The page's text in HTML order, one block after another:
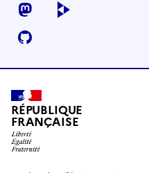
mastodon
RÉPUBLIQUE
FRANÇAISE